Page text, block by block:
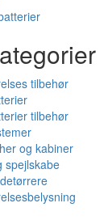
tilbehør
tilbehør
og kabiner
spejlskabe